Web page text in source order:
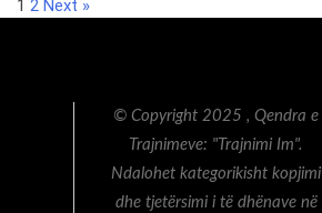
1 2 Next »
© Copyright 2025 , Qendra e
Trajnimeve: "Trajnimi Im".
Ndalohet kategorikisht kopjimi
dhe tjetërsimi i të dhënave në